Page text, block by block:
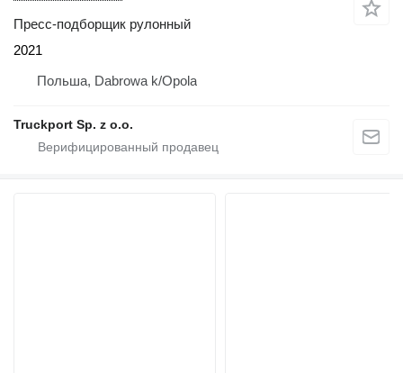
Пресс-подборщик рулонный
2021
Польша, Dabrowa k/Opola
Truckport Sp. z o.o.